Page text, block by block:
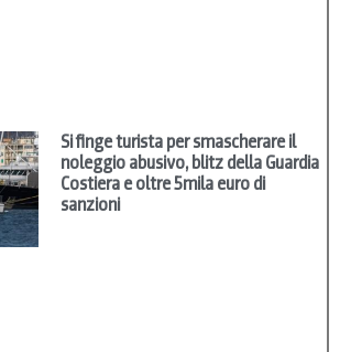
Si finge turista per smascherare il
noleggio abusivo, blitz della Guardia
Costiera e oltre 5mila euro di
sanzioni